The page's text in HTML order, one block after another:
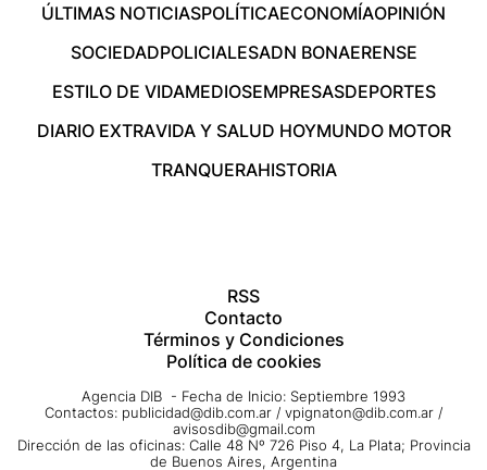
ÚLTIMAS NOTICIASPOLÍTICAECONOMÍAOPINIÓN
SOCIEDADPOLICIALESADN BONAERENSE
ESTILO DE VIDAMEDIOSEMPRESASDEPORTES
DIARIO EXTRAVIDA Y SALUD HOYMUNDO MOTOR
TRANQUERAHISTORIA
RSS
Contacto
Términos y Condiciones
Política de cookies
Agencia DIB - Fecha de Inicio: Septiembre 1993
Contactos: publicidad@dib.com.ar / vpignaton@dib.com.ar /
avisosdib@gmail.com
Dirección de las oficinas: Calle 48 Nº 726 Piso 4, La Plata; Provincia
de Buenos Aires, Argentina